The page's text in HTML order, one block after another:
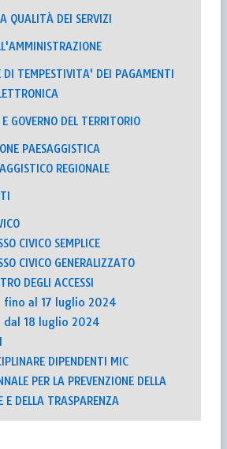
QUALITÀ DEI SERVIZI
DI TEMPESTIVITA' DEI PAGAMENTI
GOVERNO DEL TERRITORIO
PAESAGGISTICA
REGIONALE
CIVICO SEMPLICE
CIVICO GENERALIZZATO
DEGLI ACCESSI
fino al 17 luglio 2024
dal 18 luglio 2024
DIPENDENTI MIC
PER LA PREVENZIONE DELLA
E DELLA TRASPARENZA